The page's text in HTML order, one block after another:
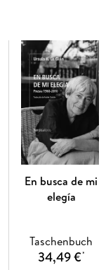
En busca de mi
elegía
Taschenbuch
34,49 €*